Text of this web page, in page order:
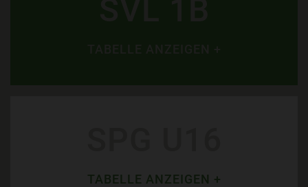
TABELLE ANZEIGEN +